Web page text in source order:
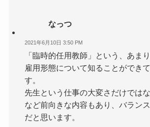
なっつ
2021年6月10日 3:50 PM
「臨時的任用教師」という、あま
雇用形態について知ることができ
す。
先生という仕事の大変さだけでは
など前向きな内容もあり、バラン
だと思います。